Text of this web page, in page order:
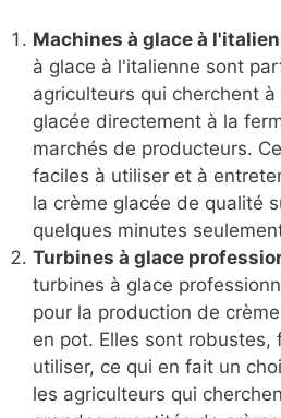
Machines à glace à
à glace à l'italienne sont
agriculteurs qui cherchent
glacée directement à la
marchés de producteurs.
faciles à utiliser et à
la crème glacée de qualité
quelques minutes
Turbines à glace
turbines à glace
pour la production de
en pot. Elles sont robustes,
utiliser, ce qui en fait un
les agriculteurs qui